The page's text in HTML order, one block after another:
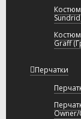
Graff
Перчатки
Owner/